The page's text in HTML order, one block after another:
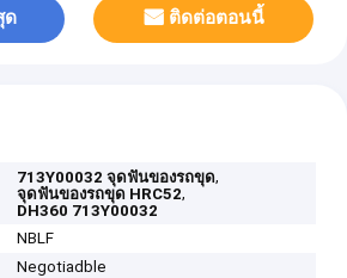
ด ติดต่อตอนนี้
713Y00032 จุดฟันของรถขุด,
จุดฟันของรถขุด HRC52,
DH360 713Y00032
NBLF
Negotiadble